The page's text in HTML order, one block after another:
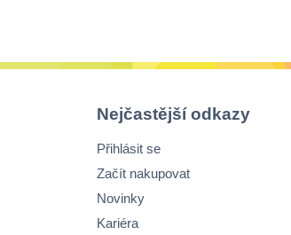
Nejčastější odkazy
Přihlásit se
Začít nakupovat
Novinky
Kariéra